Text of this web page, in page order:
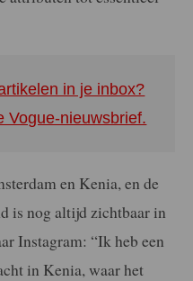
in je inbox?
Vogue-nieuwsbrief.
en Kenia, en de
is nog altijd zichtbaar in
Instagram: “Ik heb een
in Kenia, waar het